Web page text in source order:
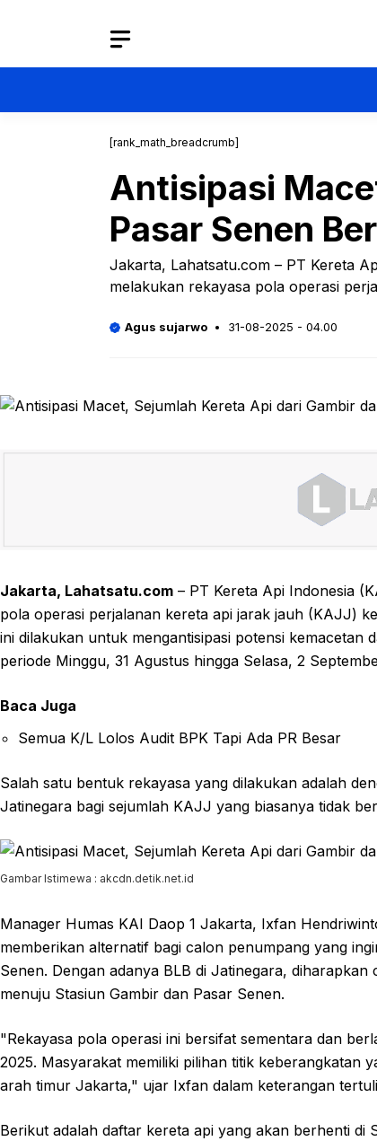
[rank_math_breadcrumb]
Antisipasi
Pasar Senen
Jakarta, Lahatsatu.com – PT Kereta
melakukan rekayasa pola operasi
Agus sujarwo 31-08-2025 - 04.00
Jakarta, Lahatsatu.com – PT Kereta Api Indonesia
pola operasi perjalanan kereta api jarak jauh (KAJJ)
ini dilakukan untuk mengantisipasi potensi kemacetan
periode Minggu, 31 Agustus hingga Selasa, 2
Baca Juga
Semua K/L Lolos Audit BPK Tapi Ada PR Besar
Salah satu bentuk rekayasa yang dilakukan adalah
Jatinegara bagi sejumlah KAJJ yang biasanya tidak
Gambar Istimewa : akcdn.detik.net.id
Manager Humas KAI Daop 1 Jakarta, Ixfan
memberikan alternatif bagi calon penumpang yang
Senen. Dengan adanya BLB di Jatinegara,
menuju Stasiun Gambir dan Pasar Senen.
"Rekayasa pola operasi ini bersifat sementara dan
2025. Masyarakat memiliki pilihan titik keberangkatan
arah timur Jakarta," ujar Ixfan dalam keterangan
Berikut adalah daftar kereta api yang akan berhenti di